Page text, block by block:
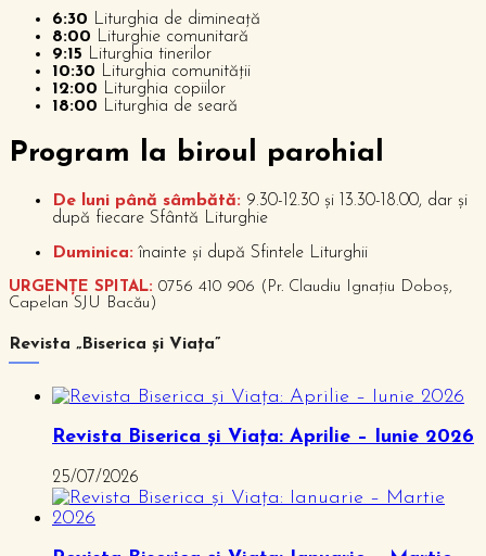
6:30 Liturghia de dimineață
8:00 Liturghie comunitară
9:15 Liturghia tinerilor
10:30 Liturghia comunității
12:00 Liturghia copiilor
18:00 Liturghia de seară
Program la biroul parohial
De luni până sâmbătă: 9.30-12.30 și 13.30-18.00, dar și
după fiecare Sfântă Liturghie
Duminica: înainte și după Sfintele Liturghii
URGENȚE SPITAL: 0756 410 906 (Pr. Claudiu Ignațiu Doboș,
Capelan SJU Bacău)
Revista „Biserica și Viața”
Revista Biserica și Viața: Aprilie – Iunie 2026
25/07/2026